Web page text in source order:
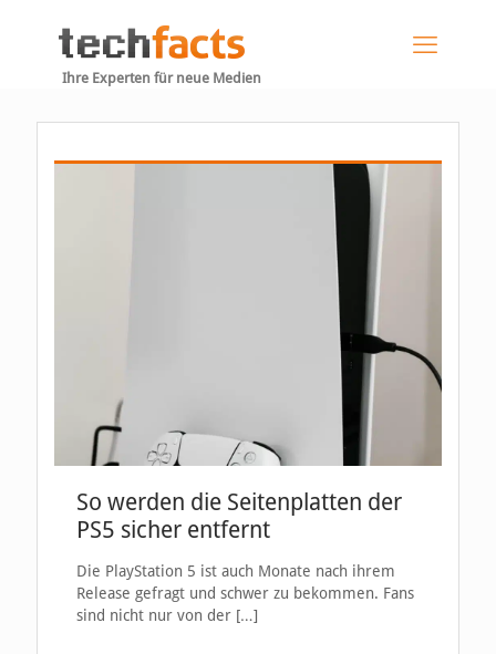
Ihre Experten für neue Medien
So werden die Seitenplatten der
PS5 sicher entfernt
Die PlayStation 5 ist auch Monate nach ihrem
Release gefragt und schwer zu bekommen. Fans
sind nicht nur von der […]